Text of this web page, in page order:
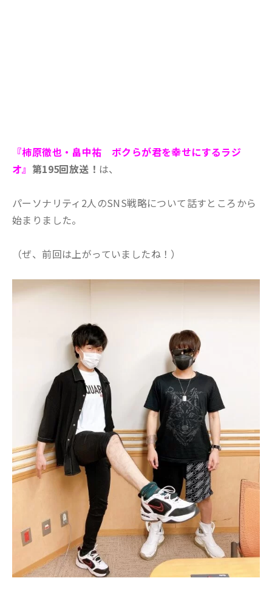
『柿原徹也・畠中祐 ボクらが君を幸せにするラジ
オ』 第195回放送！ は、
パーソナリティ2人のSNS戦略について話すところから
始まりました。
（ぜ、前回は上がっていましたね！）